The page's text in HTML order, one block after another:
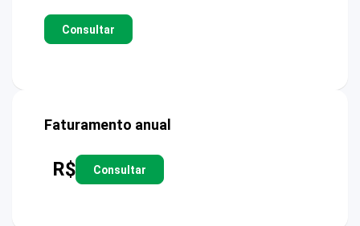
Consultar
Faturamento anual
R$ Consultar